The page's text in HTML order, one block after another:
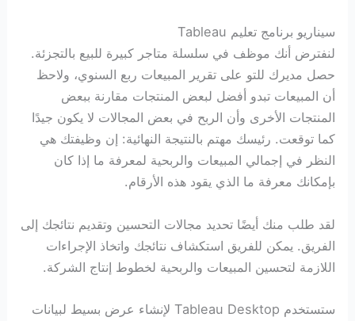
سيناريو برنامج تعليم Tableau
لنفترض أنك موظف في سلسلة متاجر كبيرة للبيع بالتجزئة.
حصل مديرك للتو على تقرير المبيعات ربع السنوي، ولاحظ
أن المبيعات تبدو أفضل لبعض المنتجات مقارنة ببعض
المنتجات الأخرى وأن الربح في بعض المجالات لا يكون جيدًا
كما توقعت. رئيسك مهتم بالنتيجة النهائية: إن وظيفتك هي
النظر في إجمالي المبيعات والربحية لمعرفة ما إذا كان
بإمكانك معرفة ما الذي يقود هذه الأرقام.
لقد طلب منك أيضًا تحديد مجالات التحسين وتقديم نتائجك إلى
الفريق. يمكن للفريق استكشاف نتائجك واتخاذ الإجراءات
اللازمة لتحسين المبيعات والربحية لخطوط إنتاج الشركة.
ستستخدم Tableau Desktop لإنشاء عرض بسيط لبيانات